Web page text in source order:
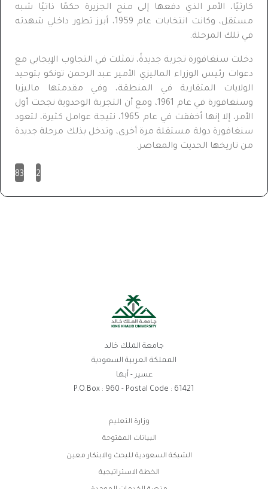
كارثيًا، الأمر الذي دفعها إلى منح الجزيرة حكمًا ذاتيًا شبه
مستقل، وكانت انتخابات عام 1959، أبرز تطور داخلي شهدته
في تلك المرحلة.
دخلت سنغافورة تجربة جديدةً، تمثلت في التجاوب الإيجابي مع
دعوات رئيس الوزراء الماليزي الأمير عبد الرحمن تونكو بتوحيد
الولايات المتقاربة في المنطقة، وفي مقدمتها ماليزيا
وسنغافورة في عام 1961، ومع أن التجربة الوحدوية نجحت أول
الأمر، إلا إنها أخفقت في عام 1965، نتيجة عوامل كثيرة، لتعود
سنغافورة دولة مستقلة مرة أخرى، وتدخل بذلك مرحلة جديدة
من تاريخها الحديث والمعاصر.
2
83
جامعة الملك خالد
المملكة العربية السعودية
عسير - أبها
P.O.Box : 960 - Postal Code : 61421
وزارة التعليم
البيانات المفتوحة
الشبكة السعودية للبحث والابتكار معين
الخطة الاستراتيجية